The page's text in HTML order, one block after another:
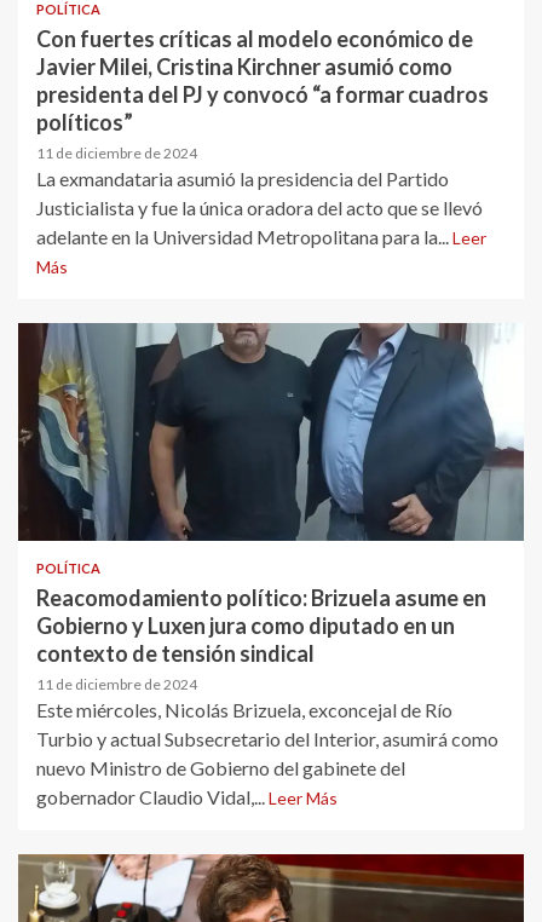
POLÍTICA
Con fuertes críticas al modelo económico de
Javier Milei, Cristina Kirchner asumió como
presidenta del PJ y convocó “a formar cuadros
políticos”
11 de diciembre de 2024
La exmandataria asumió la presidencia del Partido
Justicialista y fue la única oradora del acto que se llevó
adelante en la Universidad Metropolitana para la...Leer
Más
POLÍTICA
Reacomodamiento político: Brizuela asume en
Gobierno y Luxen jura como diputado en un
contexto de tensión sindical
11 de diciembre de 2024
Este miércoles, Nicolás Brizuela, exconcejal de Río
Turbio y actual Subsecretario del Interior, asumirá como
nuevo Ministro de Gobierno del gabinete del
gobernador Claudio Vidal,...Leer Más